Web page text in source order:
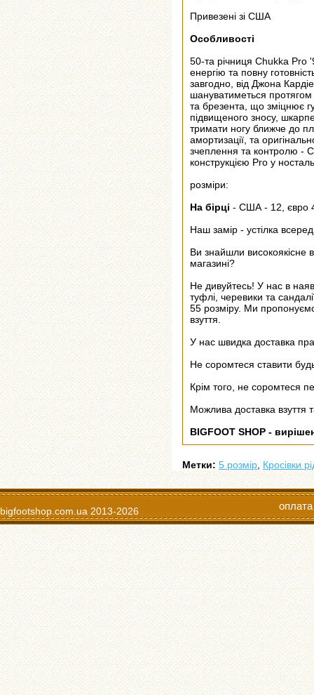
Привезені зі США
Особливості
50-та річниця Chukka Pro
енергію та повну
завгодно, від Джона
шануватиметься протягом
та брезента, що зміцнює
підвищеного зносу,
тримати ногу ближче до
амортизації, та
зчеплення та контролю -
конструкцією Pro у
розміри:
На бірці - США - 12, євро
Наш замір - устілка
Ви знайшли високоякісне
магазині?
Не дивуйтесь! У нас в
туфлі, черевики та
55 розміру. Ми
взуття.
У нас швидка доставка
Не соромтеся ставити
Крім того, не соромтеся
Можлива доставка взуття
BIGFOOT SHOP -
Метки: 5 розмір Кросівки
bigfootshop.com.ua 2013-2026 оплата